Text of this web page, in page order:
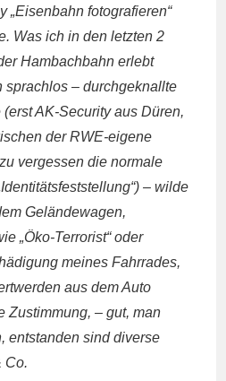
„Eisenbahn fotografieren“
Was ich in den letzten 2
Hambachbahn erlebt
sprachlos – durchgeknallte
AK-Security aus Düren,
der RWE-eigene
vergessen die normale
– wilde
Geländewagen,
„Öko-Terrorist“ oder
meines Fahrrades,
aus dem Auto
Zustimmung, – gut, man
entstanden sind diverse
Co.